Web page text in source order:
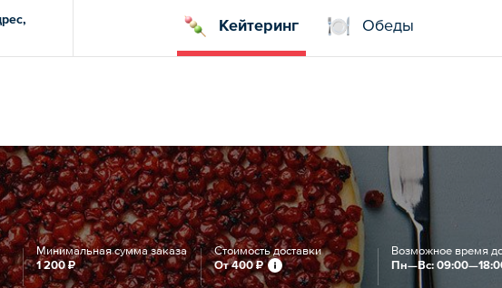
Кейтеринг Обеды
Минимальная сумма заказа
1 200 ₽
Стоимость доставки
От400 ₽
Возможное время
Пн—Вс: